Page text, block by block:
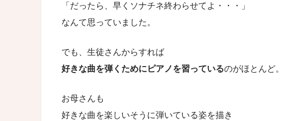
「だったら、早くソナチネ終わらせてよ・・・」
なんて思っていました。
でも、生徒さんからすれば
好きな曲を弾くためにピアノを習っているのがほとんど。
お母さんも
好きな曲を楽しいそうに弾いている姿を描き